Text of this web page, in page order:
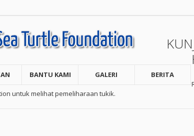
BANTU KAMI GALERI BERITA
untuk melihat pemeliharaan tukik.